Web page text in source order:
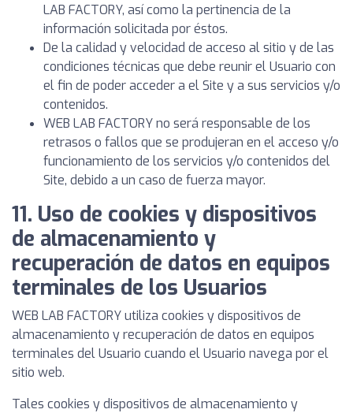
LAB FACTORY, así como la pertinencia de la
información solicitada por éstos.
De la calidad y velocidad de acceso al sitio y de las
condiciones técnicas que debe reunir el Usuario con
el fin de poder acceder a el Site y a sus servicios y/o
contenidos.
WEB LAB FACTORY no será responsable de los
retrasos o fallos que se produjeran en el acceso y/o
funcionamiento de los servicios y/o contenidos del
Site, debido a un caso de fuerza mayor.
11. Uso de cookies y dispositivos
de almacenamiento y
recuperación de datos en equipos
terminales de los Usuarios
WEB LAB FACTORY utiliza cookies y dispositivos de
almacenamiento y recuperación de datos en equipos
terminales del Usuario cuando el Usuario navega por el
sitio web.
Tales cookies y dispositivos de almacenamiento y